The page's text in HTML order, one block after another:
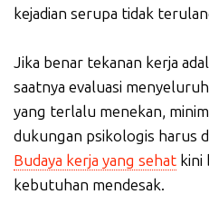
kejadian serupa tidak
Jika benar tekanan kerja
saatnya evaluasi
yang terlalu menekan,
dukungan psikologis harus
Budaya kerja yang sehat kini
kebutuhan mendesak.